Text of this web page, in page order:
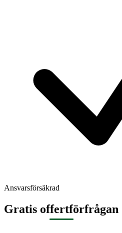
Ansvarsförsäkrad
Gratis offertförfrågan